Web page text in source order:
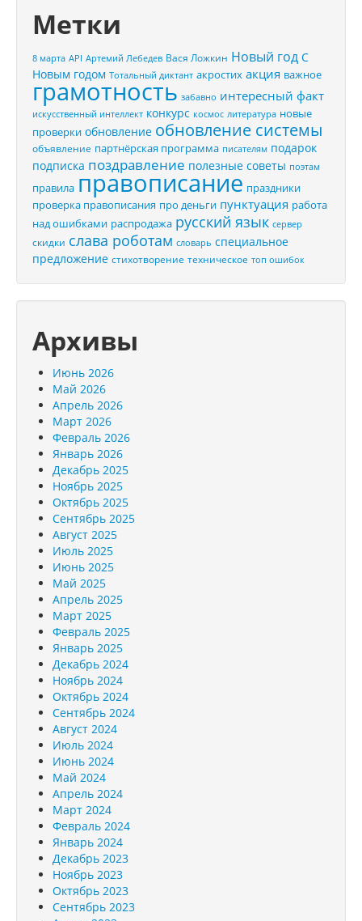
Метки
8 марта API Артемий Лебедев Вася Ложкин Новый год С
Новым годом Тотальный диктант акростих акция важное
грамотность забавно интересный факт
искусственный интеллект конкурс космос литература новые
проверки обновление обновление системы
объявление партнёрская программа писателям подарок
подписка поздравление полезные советы поэтам
правила правописание праздники
проверка правописания про деньги пунктуация работа
над ошибками распродажа русский язык сервер
скидки слава роботам словарь специальное
предложение стихотворение техническое топ ошибок
Архивы
Июнь 2026
Май 2026
Апрель 2026
Март 2026
Февраль 2026
Январь 2026
Декабрь 2025
Ноябрь 2025
Октябрь 2025
Сентябрь 2025
Август 2025
Июль 2025
Июнь 2025
Май 2025
Апрель 2025
Март 2025
Февраль 2025
Январь 2025
Декабрь 2024
Ноябрь 2024
Октябрь 2024
Сентябрь 2024
Август 2024
Июль 2024
Июнь 2024
Май 2024
Апрель 2024
Март 2024
Февраль 2024
Январь 2024
Декабрь 2023
Ноябрь 2023
Октябрь 2023
Сентябрь 2023